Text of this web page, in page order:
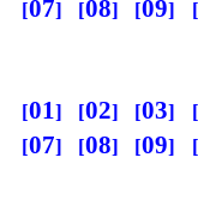
07 08 09
01 02 03
07
08 09